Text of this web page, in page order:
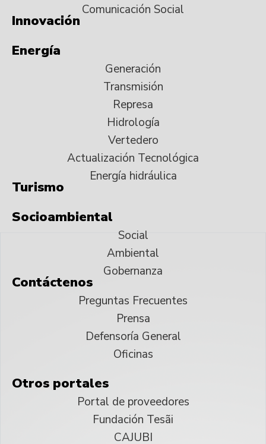
Comunicación Social
Innovación
Energía
Generación
Transmisión
Represa
Hidrología
Vertedero
Actualización Tecnológica
Energía hidráulica
Turismo
Socioambiental
Social
Ambiental
Gobernanza
Contáctenos
Preguntas Frecuentes
Prensa
Defensoría General
Oficinas
Otros portales
Portal de proveedores
Fundación Tesãi
CAJUBI